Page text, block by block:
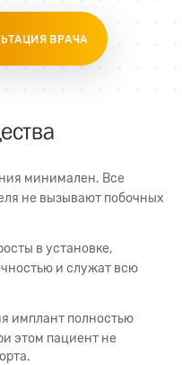
ВРАЧА
минимален. Все
не вызывают побочных
в установке,
и служат всю
имплант полностью
этом пациент не